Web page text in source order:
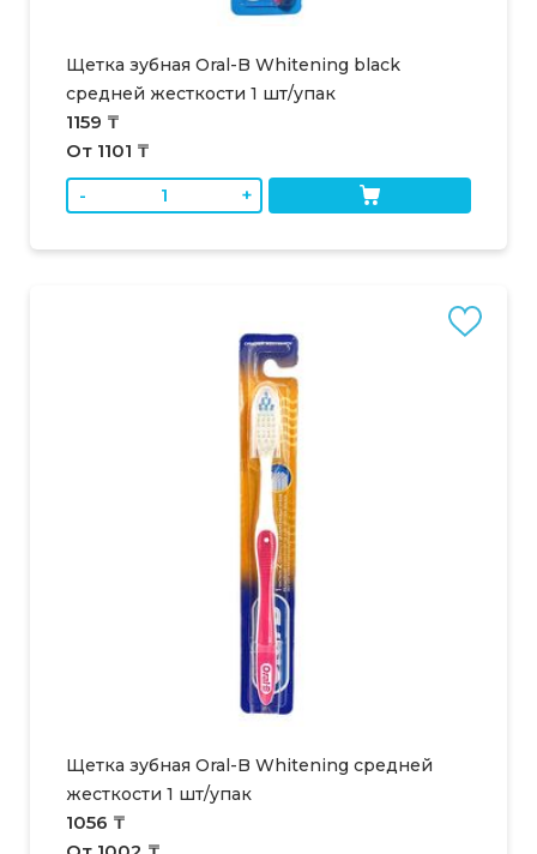
Щетка зубная Oral-B Whitening black
средней жесткости 1 шт/упак
1159 ₸
От 1101 ₸
-
+
Щетка зубная Oral-B Whitening средней
жесткости 1 шт/упак
1056 ₸